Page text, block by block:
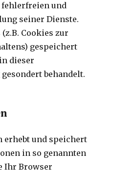
und
seiner Dienste.
Cookies zur
gespeichert
dieser
behandelt.
erhebt und speichert
in so genannten
Ihr Browser